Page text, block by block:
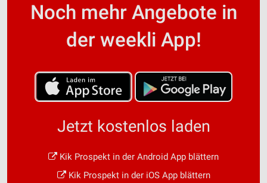
Noch mehr Angebote in
der weekli App!
Jetzt kostenlos laden
Kik Prospekt in der Android App blättern
Kik Prospekt in der iOS App blättern